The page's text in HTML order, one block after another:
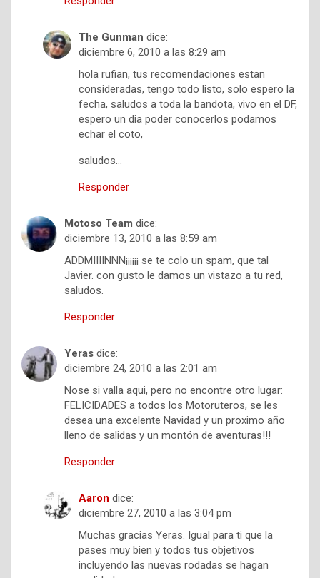
The Gunman dice:
diciembre 6, 2010 a las 8:29 am
hola rufian, tus recomendaciones estan
consideradas, tengo todo listo, solo espero la
fecha, saludos a toda la bandota, vivo en el DF,
espero un dia poder conocerlos podamos
echar el coto,
saludos…
Responder
Motoso Team dice:
diciembre 13, 2010 a las 8:59 am
ADDMIIIINNN¡¡¡¡¡¡ se te colo un spam, que tal
Javier. con gusto le damos un vistazo a tu red,
saludos.
Responder
Yeras dice:
diciembre 24, 2010 a las 2:01 am
Nose si valla aqui, pero no encontre otro lugar:
FELICIDADES a todos los Motoruteros, se les
desea una excelente Navidad y un proximo año
lleno de salidas y un montón de aventuras!!!
Responder
Aaron dice:
diciembre 27, 2010 a las 3:04 pm
Muchas gracias Yeras. Igual para ti que la
pases muy bien y todos tus objetivos
incluyendo las nuevas rodadas se hagan